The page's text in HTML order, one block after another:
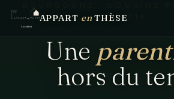
APPART en THÈSE1511
Une
hors du